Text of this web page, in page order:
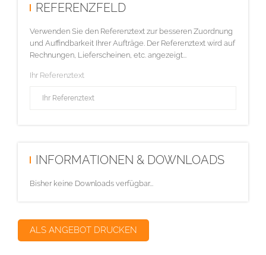
REFERENZFELD
Verwenden Sie den Referenztext zur besseren Zuordnung
und Auffindbarkeit Ihrer Aufträge. Der Referenztext wird auf
Rechnungen, Lieferscheinen, etc. angezeigt...
Ihr Referenztext
INFORMATIONEN & DOWNLOADS
Bisher keine Downloads verfügbar...
ALS ANGEBOT DRUCKEN